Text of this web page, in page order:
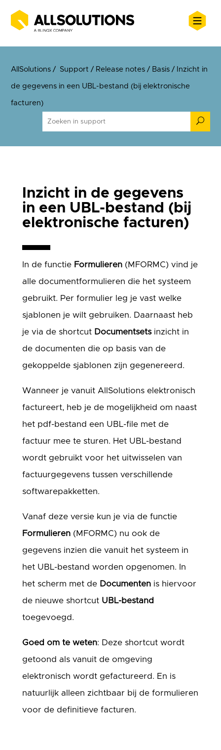
AllSolutions / Support/ Release notes / Basis / Inzicht in
de gegevens in een UBL-bestand (bij elektronische
facturen)
U
Inzicht in de gegevens
in een UBL-bestand (bij
elektronische facturen)
In de functie Formulieren(MFORMC) vind je
alle documentformulieren die het systeem
gebruikt. Per formulier leg je vast welke
sjablonen je wilt gebruiken. Daarnaast heb
je via de shortcut Documentsetsinzicht in
de documenten die op basis van de
gekoppelde sjablonen zijn gegenereerd.
Wanneer je vanuit AllSolutions elektronisch
factureert, heb je de mogelijkheid om naast
het pdf-bestand een UBL-file met de
factuur mee te sturen. Het UBL-bestand
wordt gebruikt voor het uitwisselen van
factuurgegevens tussen verschillende
softwarepakketten.
Vanaf deze versie kun je via de functie
Formulieren (MFORMC) nu ook de
gegevens inzien die vanuit het systeem in
het UBL-bestand worden opgenomen. In
het scherm met de Documenten is hiervoor
de nieuwe shortcut UBL-bestand
toegevoegd.
Goed om te weten: Deze shortcut wordt
getoond als vanuit de omgeving
elektronisch wordt gefactureerd. En is
natuurlijk alleen zichtbaar bij de formulieren
voor de definitieve facturen.